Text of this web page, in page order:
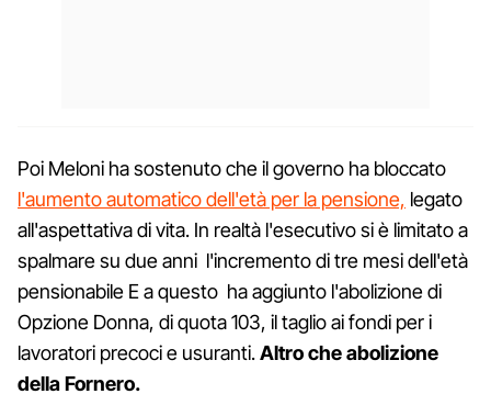
Poi Meloni ha sostenuto che il governo ha bloccato
l'aumento automatico dell'età per la pensione, legato
all'aspettativa di vita. In realtà l'esecutivo si è limitato a
spalmare su due anni l'incremento di tre mesi dell'età
pensionabile E a questo ha aggiunto l'abolizione di
Opzione Donna, di quota 103, il taglio ai fondi per i
lavoratori precoci e usuranti.Altro che abolizione
della Fornero.